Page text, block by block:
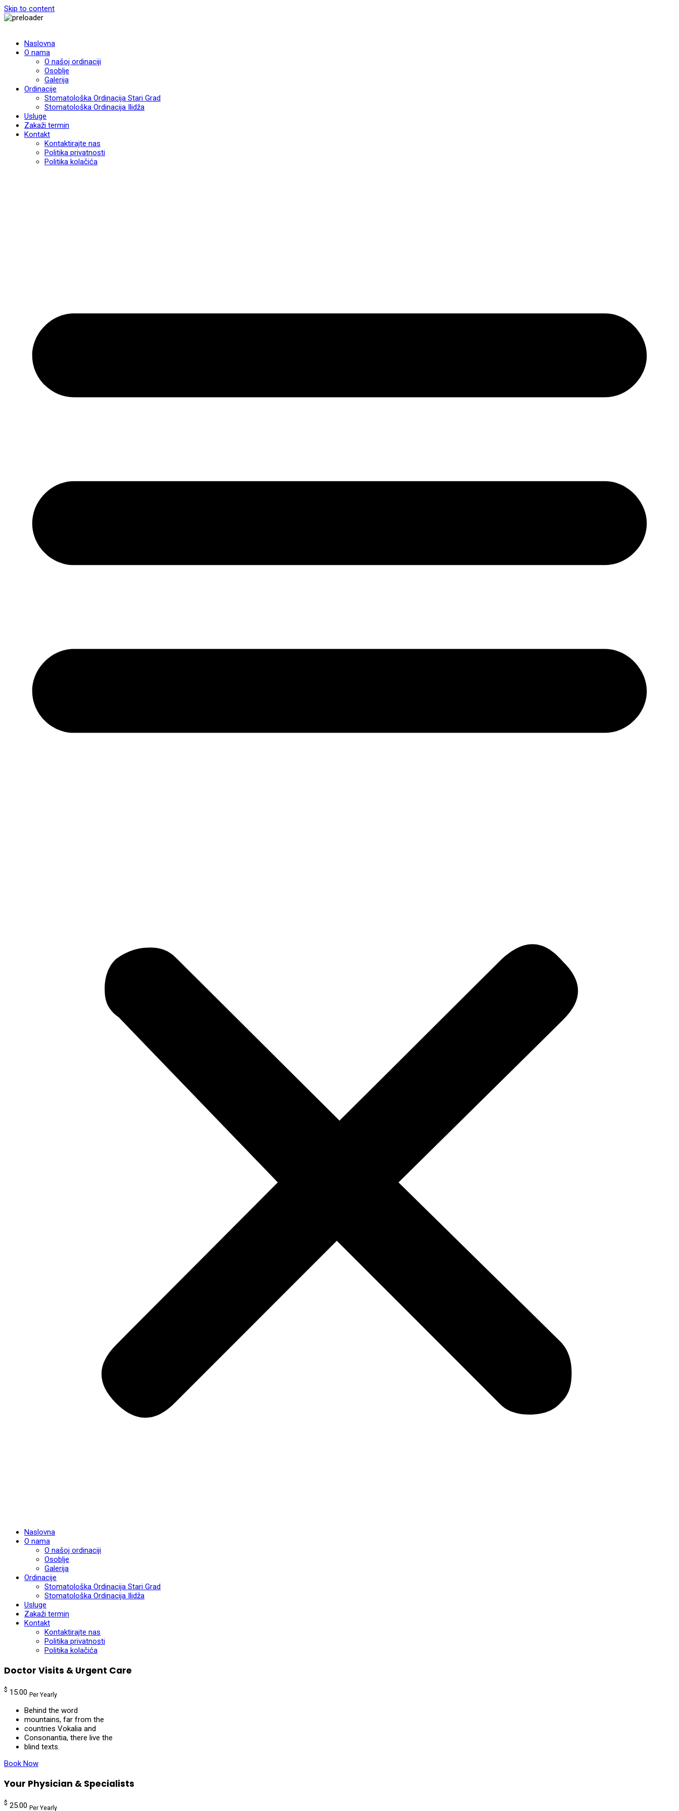
Skip to content
Naslovna
O nama
O našoj ordinaciji
Osoblje
Galerija
Ordinacije
Stomatološka Ordinacija Stari Grad
Stomatološka Ordinacija Ilidža
Usluge
Zakaži termin
Kontakt
Kontaktirajte nas
Politika privatnosti
Politika kolačića
Naslovna
O nama
O našoj ordinaciji
Osoblje
Galerija
Ordinacije
Stomatološka Ordinacija Stari Grad
Stomatološka Ordinacija Ilidža
Usluge
Zakaži termin
Kontakt
Kontaktirajte nas
Politika privatnosti
Politika kolačića
Doctor Visits & Urgent Care
$ 15.00 Per Yearly
Behind the word
mountains, far from the
countries Vokalia and
Consonantia, there live the
blind texts.
Book Now
Your Physician & Specialists
$ 25.00 Per Yearly